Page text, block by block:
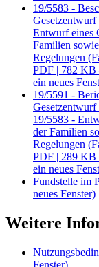
19/5583 -
Entwurf eines
Familien
Regelungen
PDF | 782 KB
ein neues
19/5591 -
19/5583 -
der Familien
Regelungen
PDF | 289 KB
ein neues
Fundstelle im
neues Fenster)
Weitere